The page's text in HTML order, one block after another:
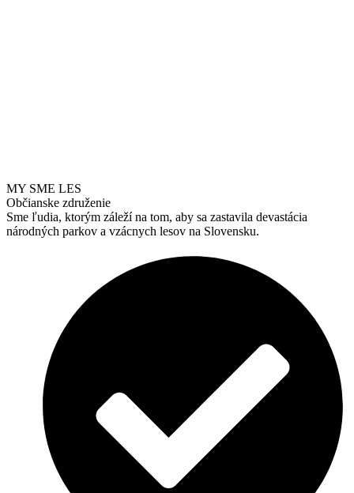
MY SME LES
Občianske združenie
Sme ľudia, ktorým záleží na tom, aby sa zastavila devastácia
národných parkov a vzácnych lesov na Slovensku.